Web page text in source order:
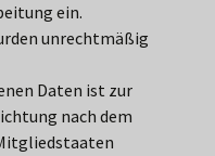
ein.
unrechtmäßig
Daten ist zur
nach dem